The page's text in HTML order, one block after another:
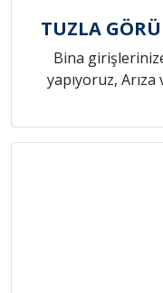
TUZLA
Bina
yapıyoruz,